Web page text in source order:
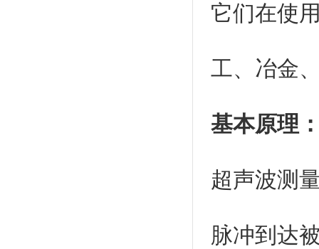
它们在使
工、冶金
基本原理
超声波测
脉冲到达